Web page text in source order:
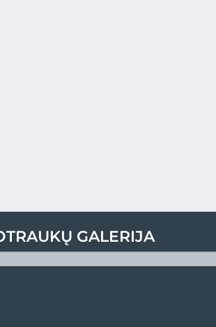
GALERIJA